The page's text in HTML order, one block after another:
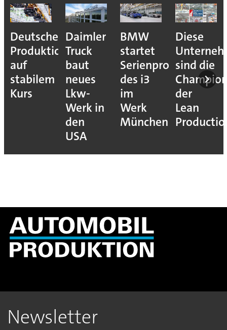
Deutsche
Produktion
auf
stabilem
Kurs
Daimler
Truck
baut
neues
Lkw-
Werk in
den
USA
BMW
startet
Serienproduktion
des i3
im
Werk
München
Diese
sind die
der
Lean
Newsletter